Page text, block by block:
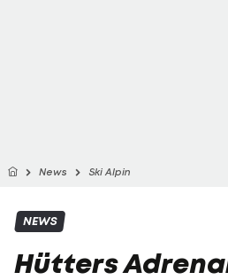
News Ski Alpin
NEWS
Hütters